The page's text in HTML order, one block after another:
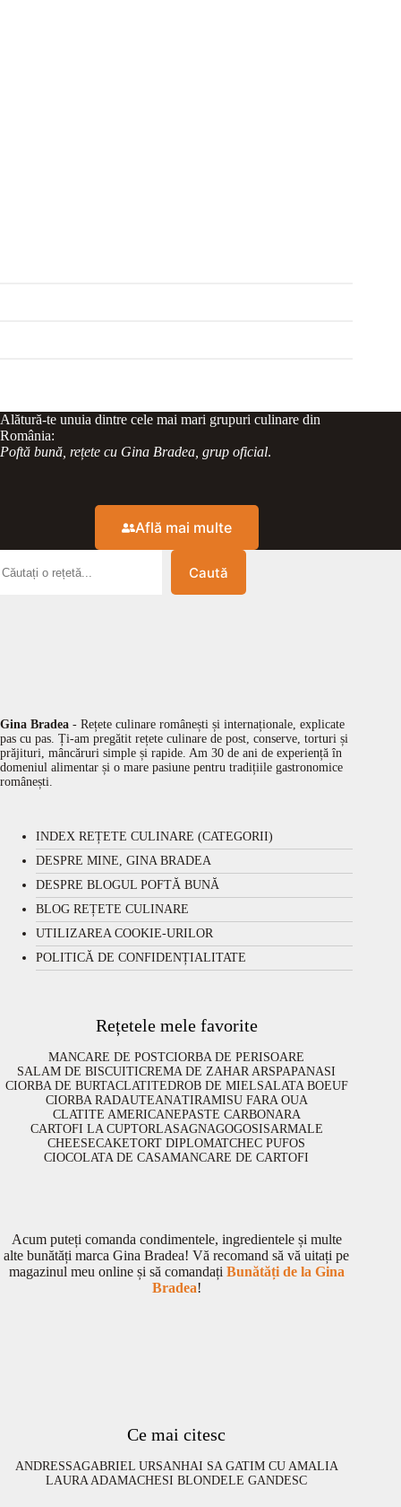
Alătură-te unuia dintre cele mai mari grupuri culinare din
România:
Poftă bună, rețete cu Gina Bradea, grup oficial.
Află mai multe
Caută
Gina Bradea - Rețete culinare românești și internaționale, explicate
pas cu pas. Ți-am pregătit rețete culinare de post, conserve, torturi și
prăjituri, mâncăruri simple și rapide. Am 30 de ani de experiență în
domeniul alimentar și o mare pasiune pentru tradițiile gastronomice
românești.
INDEX REȚETE CULINARE (CATEGORII)
DESPRE MINE, GINA BRADEA
DESPRE BLOGUL POFTĂ BUNĂ
BLOG REȚETE CULINARE
UTILIZAREA COOKIE-URILOR
POLITICĂ DE CONFIDENȚIALITATE
Rețetele mele favorite
MANCARE DE POSTCIORBA DE PERISOARE
SALAM DE BISCUITICREMA DE ZAHAR ARSPAPANASI
CIORBA DE BURTACLATITEDROB DE MIELSALATA BOEUF
CIORBA RADAUTEANATIRAMISU FARA OUA
CLATITE AMERICANEPASTE CARBONARA
CARTOFI LA CUPTORLASAGNAGOGOSISARMALE
CHEESECAKETORT DIPLOMATCHEC PUFOS
CIOCOLATA DE CASAMANCARE DE CARTOFI
Acum puteți comanda condimentele, ingredientele și multe
alte bunătăți marca Gina Bradea! Vă recomand să vă uitați pe
magazinul meu online și să comandați Bunătăți de la Gina
Bradea!
Ce mai citesc
ANDRESSAGABRIEL URSANHAI SA GATIM CU AMALIA
LAURA ADAMACHESI BLONDELE GANDESC